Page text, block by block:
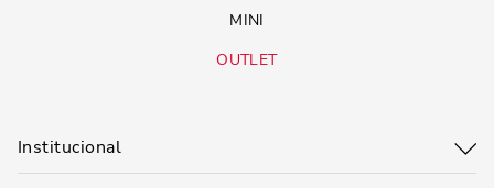
MINI
OUTLET
Institucional